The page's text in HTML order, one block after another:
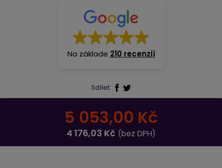
Sdílet:
5 053,00 Kč
4 176,03 Kč (bez DPH)
Na základe 210 recenzií